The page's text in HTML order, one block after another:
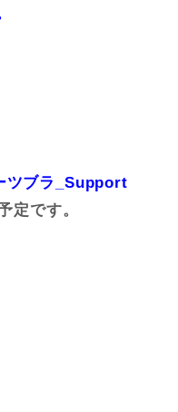
ツブラ_Support
定です。